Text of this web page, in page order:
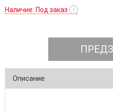
Наличие: Под заказ !
Описание